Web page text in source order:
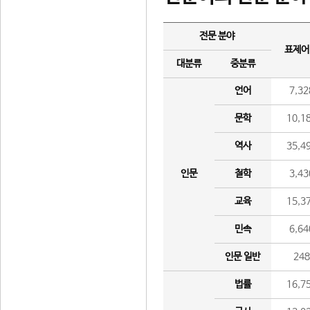
전문 분야
표제
대분류
중분류
인문
언어
문학
역사
철학
교육
민속
인문 일반 248
법률